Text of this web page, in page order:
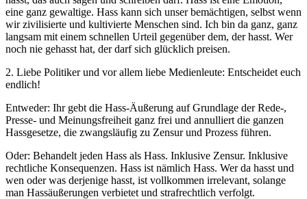
eine ganz gewaltige. Hass kann sich unser bemächtigen, selbst wenn
wir zivilisierte und kultivierte Menschen sind. Ich bin da ganz, ganz
langsam mit einem schnellen Urteil gegenüber dem, der hasst. Wer
noch nie gehasst hat, der darf sich glücklich preisen.
2. Liebe Politiker und vor allem liebe Medienleute: Entscheidet euch
endlich!
Entweder: Ihr gebt die Hass-Äußerung auf Grundlage der Rede-,
Presse- und Meinungsfreiheit ganz frei und annulliert die ganzen
Hassgesetze, die zwangsläufig zu Zensur und Prozess führen.
Oder: Behandelt jeden Hass als Hass. Inklusive Zensur. Inklusive
rechtliche Konsequenzen. Hass ist nämlich Hass. Wer da hasst und
wen oder was derjenige hasst, ist vollkommen irrelevant, solange
man Hassäußerungen verbietet und strafrechtlich verfolgt.